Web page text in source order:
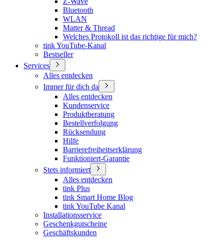
Bluetooth
WLAN
Matter & Thread
Welches Protokoll ist das richtige für mich?
tink YouTube-Kanal
Bestseller
Services
Alles entdecken
Immer für dich da
Alles entdecken
Kundenservice
Produktberatung
Bestellverfolgung
Rücksendung
Hilfe
Barrierefreiheitserklärung
Funktioniert-Garantie
Stets informiert
Alles entdecken
tink Plus
tink Smart Home Blog
tink YouTube Kanal
Installationsservice
Geschenkgutscheine
Geschäftskunden